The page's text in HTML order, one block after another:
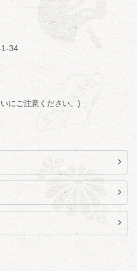
をクリック
火）
郎／桂かい枝※／けんたと
）※／笑福亭三喬／桂米平
／林家染団治／キタノ大地
福亭松枝（※…配信はござ
配信あり
34
違いにご注意ください。)